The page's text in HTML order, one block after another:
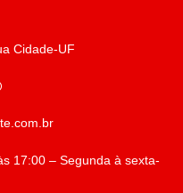
Cidade-UF
17:00 – Segunda à sexta-